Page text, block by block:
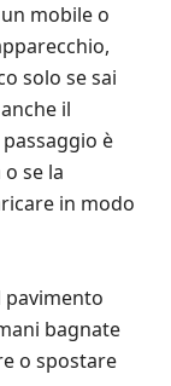
mobile o
solo se sai
il
è
se la
in modo
pavimento
bagnate
o spostare